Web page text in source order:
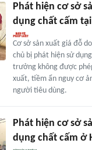
Phát hiện cơ sở
dụng chất cấm
Cơ sở sản xuất giá đỗ
chủ bị phát hiện sử
trưởng không được
xuất, tiềm ẩn nguy cơ
người tiêu dùng.
Phát hiện cơ sở
dụng chất cấm ở